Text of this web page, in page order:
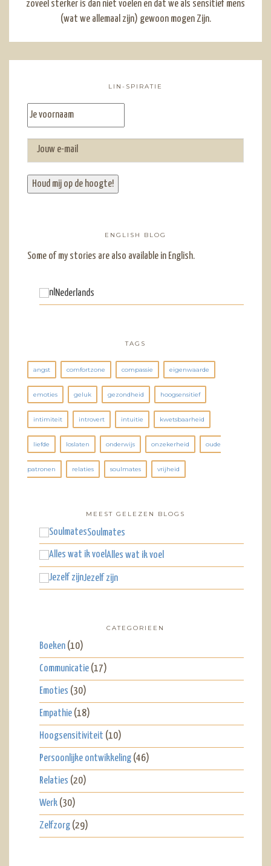
zoveel sterker is dan niet voelen en dat we als sensitief mens
(wat we allemaal zijn) gewoon mogen Zijn.
LIN-SPIRATIE
ENGLISH BLOG
Some of my stories are also available in English.
Nederlands
TAGS
angst comfortzone compassie eigenwaarde
emoties geluk gezondheid hoogsensitief
intimiteit introvert intuitie kwetsbaarheid
liefde loslaten onderwijs onzekerheid oude
patronen relaties soulmates vrijheid
MEEST GELEZEN BLOGS
Soulmates
Alles wat ik voel
Jezelf zijn
CATEGORIEEN
Boeken (10)
Communicatie (17)
Emoties (30)
Empathie (18)
Hoogsensitiviteit (10)
Persoonlijke ontwikkeling (46)
Relaties (20)
Werk (30)
Zelfzorg (29)